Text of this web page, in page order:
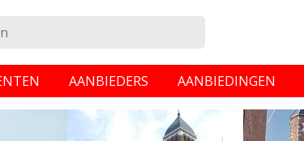
AANBIEDERS AANBIEDINGEN